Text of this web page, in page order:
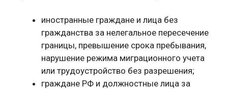
иностранные граждане и лица без
гражданства за нелегальное пересечение
границы, превышение срока пребывания,
нарушение режима миграционного учета
или трудоустройство без разрешения;
граждане РФ и должностные лица за